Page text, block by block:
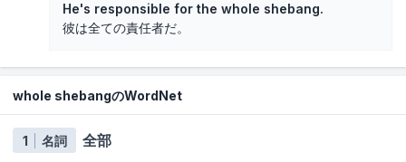
He's responsible for the whole shebang.
彼は全ての責任者だ。
whole shebangのWordNet
1 名詞 全部